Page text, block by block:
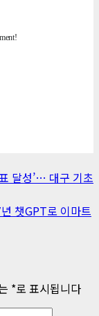
달성’… 대구 기초
챗GPT로 이마트
*로 표시됩니다